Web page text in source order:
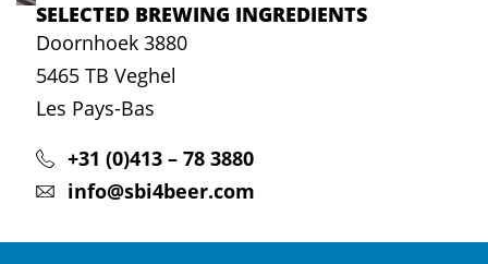
SELECTED BREWING INGREDIENTS
Doornhoek 3880
5465 TB Veghel
Les Pays-Bas
+31 (0)413 – 78 3880
info@sbi4beer.com